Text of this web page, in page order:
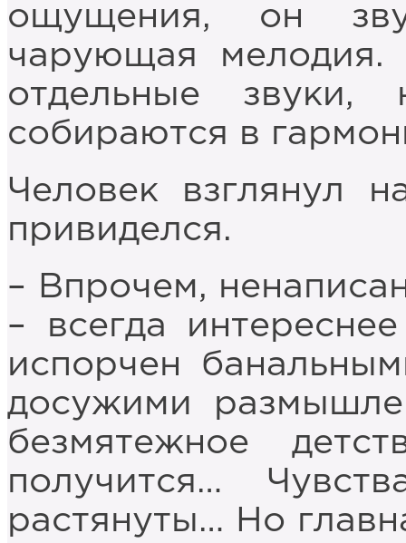
ощущения, он
чарующая
отдельные
собираются в
Человек взглянул
привиделся.
– Впрочем,
– всегда
испорчен
досужими
безмятежное
получится…
растянуты… Но